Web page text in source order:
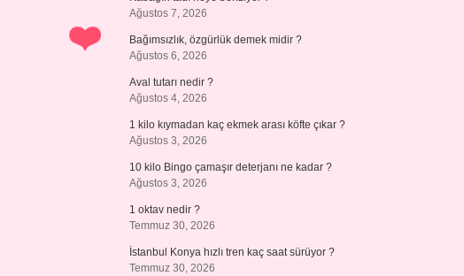
Ağustos 7, 2026
Bağımsızlık, özgürlük demek midir ?
Ağustos 6, 2026
Aval tutarı nedir ?
Ağustos 4, 2026
1 kilo kıymadan kaç ekmek arası köfte çıkar ?
Ağustos 3, 2026
10 kilo Bingo çamaşır deterjanı ne kadar ?
Ağustos 3, 2026
1 oktav nedir ?
Temmuz 30, 2026
İstanbul Konya hızlı tren kaç saat sürüyor ?
Temmuz 30, 2026